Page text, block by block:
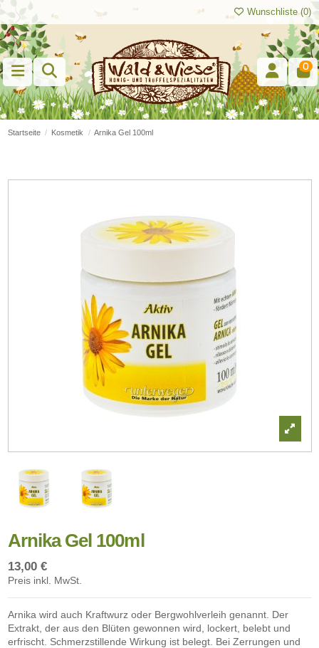
Wunschliste (0)
0
Startseite Kosmetik Arnika Gel 100ml
Arnika Gel 100ml
13,00 €
Preis inkl. MwSt.
Arnika wird auch Kraftwurz oder Bergwohlverleih genannt. Der
Extrakt, der aus den Blüten gewonnen wird, lockert, belebt und
erfrischt. Schmerzstillende Wirkung ist belegt. Bei Zerrungen und